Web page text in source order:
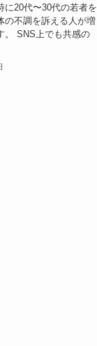
に20代〜30代の若者を
の不調を訴える人が増
。 SNS上でも共感の